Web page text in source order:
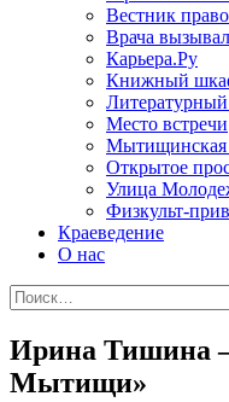
Вестник
Врача
Карьера.Ру
Книжный
Место встречи
Мытищинская
Открытое
Улица
Физкульт-
Краеведение
О нас
Найти:
Ирина Тишина
Мытищи»